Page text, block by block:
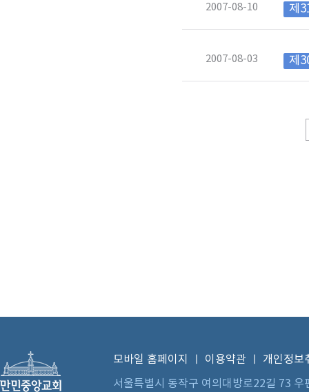
2007-08-10 제
2007-08-03 제
모바일 홈페이지 이용약관
개인정보
서울특별시 동작구 여의대방로22길 73